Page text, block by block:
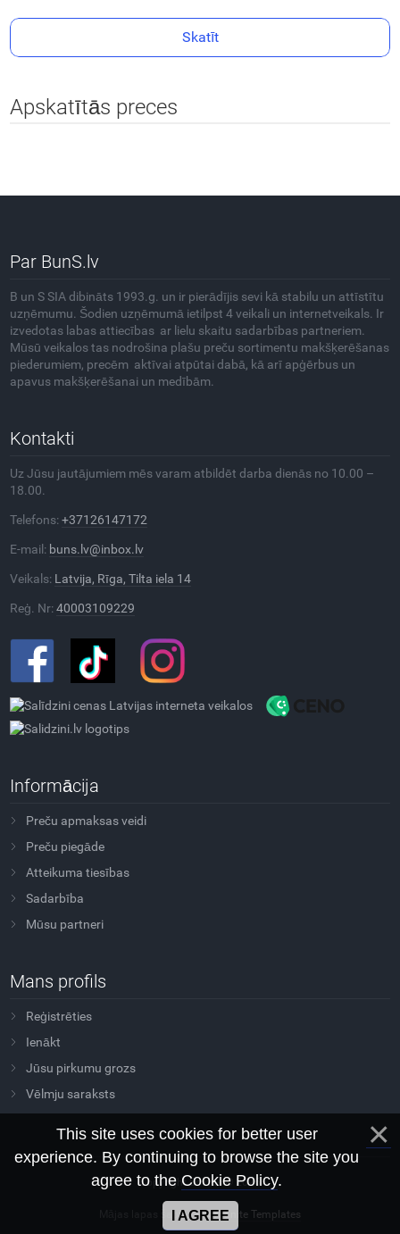
Skatīt
Apskatītās preces
Par BunS.lv
B un S SIA dibināts 1993.g. un ir pierādījis sevi kā stabilu un attīstītu
uzņēmumu. Šodien uzņēmumā ietilpst 4 veikali un internetveikals. Ir
izvedotas labas attiecības ar lielu skaitu sadarbības partneriem.
Mūsū veikalos tas nodrošina plašu preču sortimentu makšķerēšanas
piederumiem, precēm aktīvai atpūtai dabā, kā arī apģērbus un
apavus makšķerēšanai un medībām.
Kontakti
Uz Jūsu jautājumiem mēs varam atbildēt darba dienās no 10.00 –
18.00.
Telefons:+37126147172
E-mail: buns.lv@inbox.lv
Veikals: Latvija, Rīga, Tilta iela 14
Reģ. Nr:40003109229
Informācija
Preču apmaksas veidi
Preču piegāde
Atteikuma tiesības
Sadarbība
Mūsu partneri
Mans profils
Reģistrēties
Ienākt
Jūsu pirkumu grozs
Vēlmju saraksts
Copyright Sovtus © 2026
Mājas lapas šablons Morganite Templates
This site uses cookies for better user
experience. By continuing to browse the site you
agree to the Cookie Policy.
I AGREE